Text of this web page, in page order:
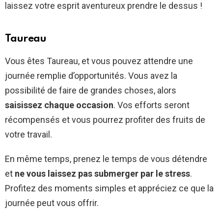
laissez votre esprit aventureux prendre le dessus !
Taureau
Vous êtes Taureau, et vous pouvez attendre une
journée remplie d’opportunités. Vous avez la
possibilité de faire de grandes choses, alors
saisissez chaque occasion. Vos efforts seront
récompensés et vous pourrez profiter des fruits de
votre travail.
En même temps, prenez le temps de vous détendre
et ne vous laissez pas submerger par le stress.
Profitez des moments simples et appréciez ce que la
journée peut vous offrir.